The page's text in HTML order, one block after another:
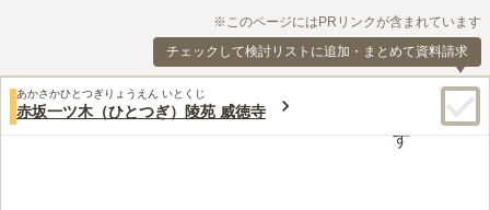
※このページにはPRリンクが含まれています
チェックして検討リストに追加・まとめて資料請求
あかさかひとつぎりょうえん いとくじ
赤坂一ツ木（ひとつぎ）陵苑 威徳寺